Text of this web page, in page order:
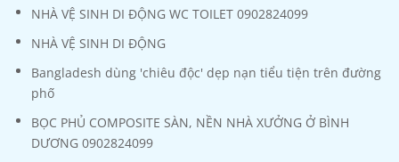
NHÀ VỆ SINH DI ĐỘNG WC TOILET 0902824099
NHÀ VỆ SINH DI ĐỘNG
Bangladesh dùng 'chiêu độc' dẹp nạn tiểu tiện trên đường
phố
BỌC PHỦ COMPOSITE SÀN, NỀN NHÀ XƯỞNG Ở BÌNH
DƯƠNG 0902824099